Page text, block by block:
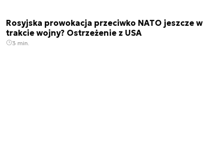
Rosyjska prowokacja przeciwko NATO jeszcze w
trakcie wojny? Ostrzeżenie z USA
3 min.